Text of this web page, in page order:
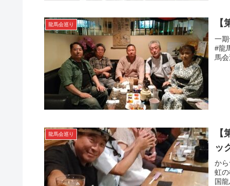
龍馬会巡り
一
#龍
馬
龍馬会巡り
ッ
か
虹
国